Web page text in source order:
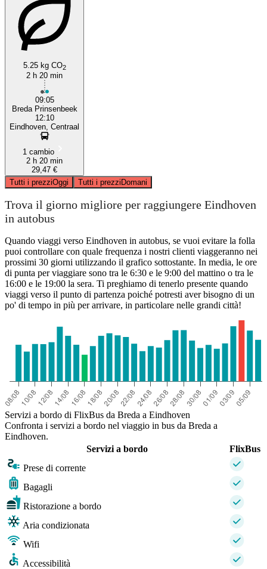
5.25 kg CO2
2 h 20 min
09:05
Breda Prinsenbeek
12:10
Eindhoven, Centraal
1 cambio
2 h 20 min
29,47 €
Tutti i prezziOggi Tutti i prezziDomani
Trova il giorno migliore per raggiungere Eindhoven
in autobus
Quando viaggi verso Eindhoven in autobus, se vuoi evitare la folla
puoi controllare con quale frequenza i nostri clienti viaggeranno nei
prossimi 30 giorni utilizzando il grafico sottostante. In media, le ore
di punta per viaggiare sono tra le 6:30 e le 9:00 del mattino o tra le
16:00 e le 19:00 la sera. Ti preghiamo di tenerlo presente quando
viaggi verso il punto di partenza poiché potresti aver bisogno di un
po' di tempo in più per arrivare, in particolare nelle grandi città!
Servizi a bordo di FlixBus da Breda a Eindhoven
Confronta i servizi a bordo nel viaggio in bus da Breda a
Eindhoven.
Servizi a bordo
FlixBus
Prese di corrente
Bagagli
Ristorazione a bordo
Aria condizionata
Wifi
Accessibilità